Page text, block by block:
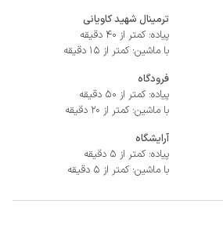
ترمینال شهید کاویانی
پیاده: کمتر از 40 دقیقه
با ماشین: کمتر از 15 دقیقه
فرودگاه
پیاده: کمتر از 50 دقیقه
با ماشین: کمتر از 20 دقیقه
آرایشگاه
پیاده: کمتر از 5 دقیقه
با ماشین: کمتر از 5 دقیقه